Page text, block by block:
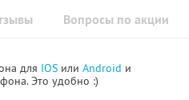
Вопросы по акции
для IOS или Android и
Это удобно :)